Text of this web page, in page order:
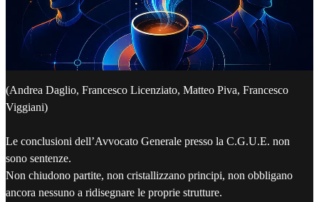
(Andrea Daglio, Francesco Licenziato, Matteo Piva, Francesco
Viggiani)
Le conclusioni dell’Avvocato Generale presso la C.G.U.E. non
sono sentenze.
Non chiudono partite, non cristallizzano principi, non obbligano
ancora nessuno a ridisegnare le proprie strutture.